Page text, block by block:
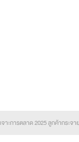
เจาะการตลาด 2025 ลูกค้ากระจ